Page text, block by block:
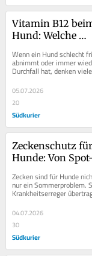
Vitamin B12
Hund: Welche
einen Mangel
hindeuten?
Wenn ein Hund schlecht
abnimmt oder immer
Durchfall hat, denken
zuerst an das Futter. Doch
Vitamin-B12-Mangel...
05.07.2026
20
Südkurier
Zeckenschutz für
Hunde: Von
wirken wirklich?
Zecken sind für Hunde
nur ein Sommerproblem.
Krankheitserreger
vielen Regionen stark
und...
04.07.2026
30
Südkurier